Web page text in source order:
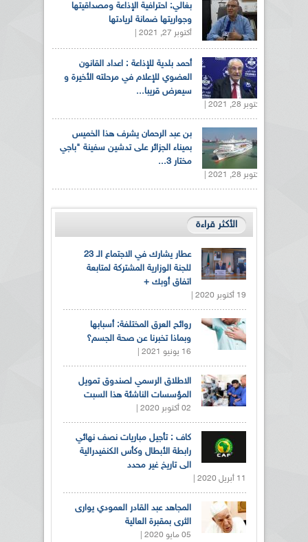
بغالي: احترافية الإذاعة ومصداقيتها
وجواريتها ضمانة لريادتها
أكتوبر 27, 2021 |
أحمد بلدية للإذاعة : اعداد القانون
العضوي للإعلام في مرحلته الأخيرة و
سيعرض قريبا...
أكتوبر 28, 2021 |
بن عبد الرحمان يشرف هذا الخميس
بميناء الجزائر على تدشين سفينة "باجي
مختار 3...
أكتوبر 28, 2021 |
الأكثر قراءة
عطار يشارك في الاجتماع الـ 23
للجنة الوزارية المشتركة لمتابعة
اتفاق أوبك +
19 أكتوبر 2020 |
روائح العرق المختلفة: أسبابها
وبماذا تخبرنا عن صحة الجسم؟
16 يونيو 2021 |
الاطلاق الرسمي لصندوق تمويل
المؤسسات الناشئة هذا السبت
02 أكتوبر 2020 |
كاف : تأجيل مباريات نصف نهائي
رابطة الأبطال وكأس الكنفيدرالية
الى تاريخ غير محدد
11 أبريل 2020 |
المجاهد عبد القادر العمودي يوارى
الثرى بمقبرة العالية
05 مايو 2020 |